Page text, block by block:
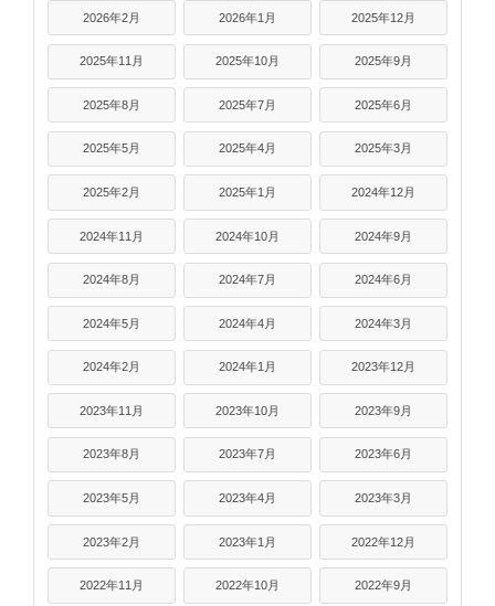
2026年2月 2026年1月 2025年12月
2025年11月 2025年10月 2025年9月
2025年8月 2025年7月 2025年6月
2025年5月 2025年4月 2025年3月
2025年2月 2025年1月 2024年12月
2024年11月 2024年10月 2024年9月
2024年8月 2024年7月 2024年6月
2024年5月 2024年4月 2024年3月
2024年2月 2024年1月 2023年12月
2023年11月 2023年10月 2023年9月
2023年8月 2023年7月 2023年6月
2023年5月 2023年4月 2023年3月
2023年2月 2023年1月 2022年12月
2022年11月 2022年10月 2022年9月